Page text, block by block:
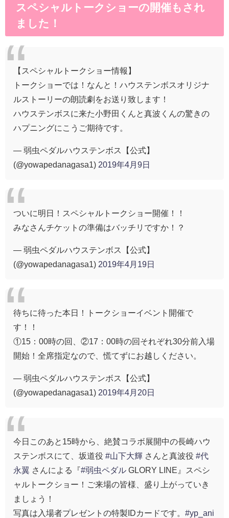
スペシャルトークショーの開催もされ
ました！
【スペシャルトークショー情報】
トークショーでは！なんと！ハウステンボスオリジナ
ルストーリーの朗読劇をお送り致します！
ハウステンボスに来た小野田くんと真波くんの驚きの
ハプニングにこうご期待です。
— 弱虫ペダルハウステンボス【公式】
(@yowapedanagasa1) 2019年4月9日
ついに明日！スペシャルトークショー開催！！
みなさんチケットの準備はバッチリですか！？
— 弱虫ペダルハウステンボス【公式】
(@yowapedanagasa1) 2019年4月19日
待ちに待った本日！トークショーイベント開催で
す！！
①15：00時の回、②17：00時の回それぞれ30分前入場
開始！全席指定なので、慌てずにお越しください。
— 弱虫ペダルハウステンボス【公式】
(@yowapedanagasa1) 2019年4月20日
今日このあと15時から、絶賛コラボ展開中の長崎ハウ
ステンボスにて、坂道役 #山下大輝 さんと真波役 #代
永翼 さんによる『#弱虫ペダル GLORY LINE』スペシ
ャルトークショー！ご来場の皆様、盛り上がっていき
ましょう！
写真は入場者プレゼントの特製IDカードです。 #yp_ani